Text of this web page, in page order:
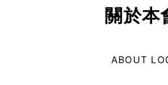
關於本
ABOUT